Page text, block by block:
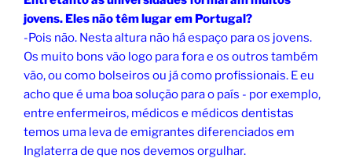
jovens. Eles não têm lugar em Portugal?
-Pois não. Nesta altura não há espaço para os jovens.
Os muito bons vão logo para fora e os outros também
vão, ou como bolseiros ou já como profissionais. E eu
acho que é uma boa solução para o país - por exemplo,
entre enfermeiros, médicos e médicos dentistas
temos uma leva de emigrantes diferenciados em
Inglaterra de que nos devemos orgulhar.